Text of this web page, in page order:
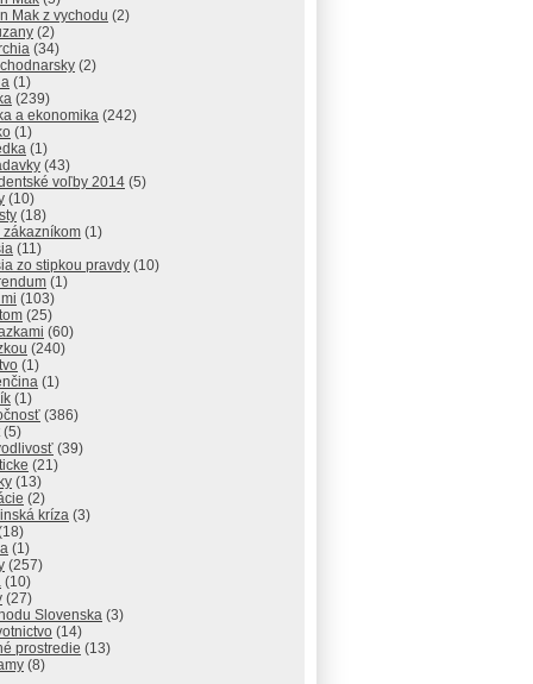
Mak z vychodu (2)
(2)
(34)
(2)
(1)
(239)
a ekonomika (242)
(1)
(1)
(43)
voľby 2014 (5)
(10)
(18)
zákazníkom (1)
(11)
zo stipkou pravdy (10)
(1)
(103)
(25)
(60)
(240)
(1)
(1)
(1)
(386)
(5)
(39)
(21)
(13)
(2)
kríza (3)
(1)
(257)
(10)
(27)
Slovenska (3)
(14)
prostredie (13)
(8)